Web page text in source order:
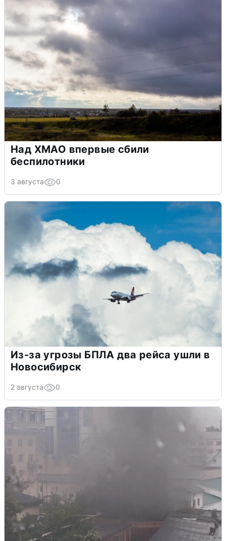
Над ХМАО впервые сбили
беспилотники
3 августа 0
Из-за угрозы БПЛА два рейса ушли в
Новосибирск
2 августа 0